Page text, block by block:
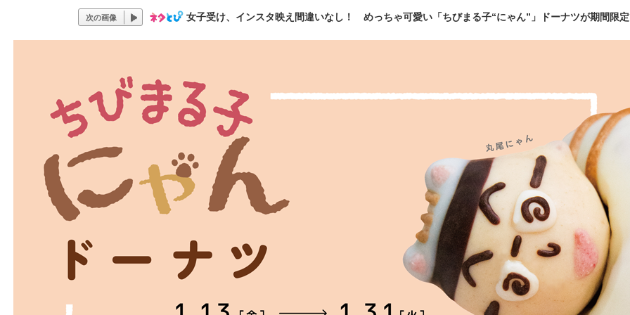
次の画像 女子受け、インスタ映え間違いなし！ めっちゃ可愛い「ちびまる子“にゃん”」ドーナツが期間限